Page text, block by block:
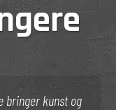
bringer kunst og